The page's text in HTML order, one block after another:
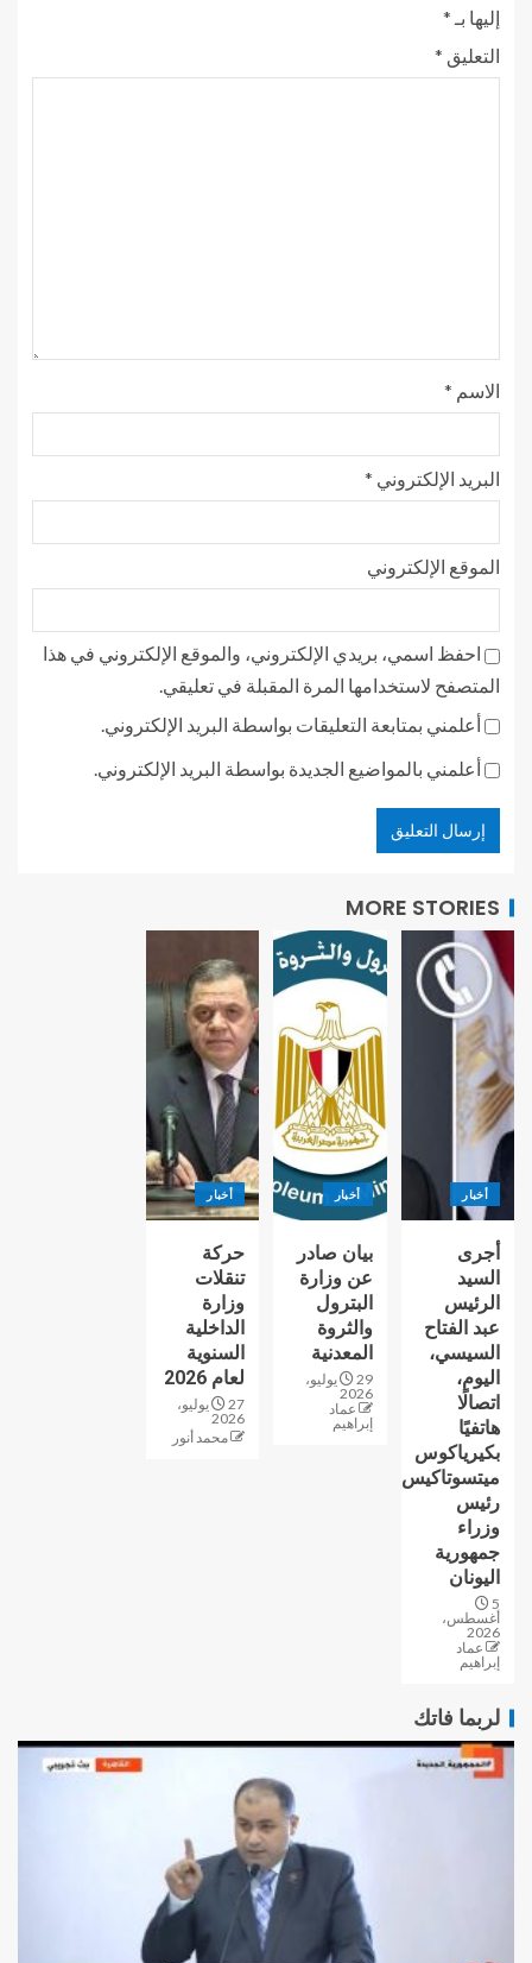
إليها بـ *
التعليق *
الاسم *
البريد الإلكتروني *
الموقع الإلكتروني
احفظ اسمي، بريدي الإلكتروني، والموقع الإلكتروني في هذا
المتصفح لاستخدامها المرة المقبلة في تعليقي.
أعلمني بمتابعة التعليقات بواسطة البريد الإلكتروني.
أعلمني بالمواضيع الجديدة بواسطة البريد الإلكتروني.
MORE STORIES
أخبار
أجرى
السيد
الرئيس
عبد الفتاح
السيسي،
اليوم،
اتصالًا
هاتفيًا
بكيرياكوس
ميتسوتاكيس
رئيس
وزراء
جمهورية
اليونان
5
أغسطس،
2026
عماد
إبراهيم
أخبار
بيان صادر
عن وزارة
البترول
والثروة
المعدنية
29 يوليو،
2026
عماد
إبراهيم
أخبار
حركة
تنقلات
وزارة
الداخلية
السنوية
لعام 2026
27 يوليو،
2026
محمد أنور
لربما فاتك